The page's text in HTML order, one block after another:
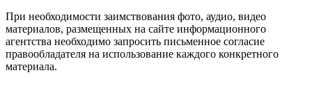
При необходимости заимствования фото, аудио, видео
материалов, размещенных на сайте информационного
агентства необходимо запросить письменное согласие
правообладателя на использование каждого конкретного
материала.